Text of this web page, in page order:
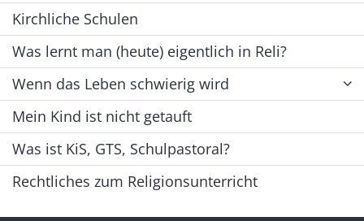
Kirchliche Schulen
Was lernt man (heute) eigentlich in Reli?
Wenn das Leben schwierig wird
Mein Kind ist nicht getauft
Was ist KiS, GTS, Schulpastoral?
Rechtliches zum Religionsunterricht